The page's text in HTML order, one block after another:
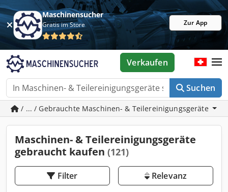
Maschinensucher
Gratis im Store Zur App
Suchen
Verkaufen
/ ... / Gebrauchte Maschinen- & Teilereinigungsgeräte
Maschinen- & Teilereinigungsgeräte
gebraucht kaufen (121)
Filter Relevanz